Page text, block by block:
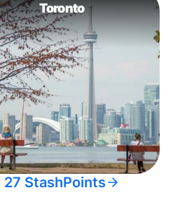
Toronto
27 StashPoints